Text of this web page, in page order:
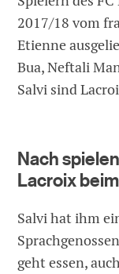
2017/18 vom
Etienne
Bua, Neftali
Salvi sind
Nach
Lacroix
Salvi hat ihm
geht essen,